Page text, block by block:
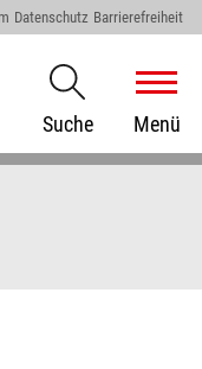
Datenschutz Barrierefreiheit
Suche Menü